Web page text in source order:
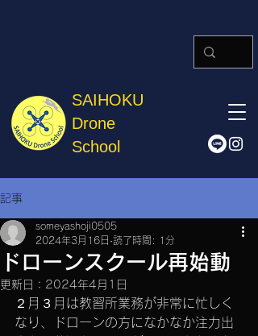
SAIHOKU
Drone
School
記事
ドローンスクール再始動
someyashoji0505
2024年3月16日 読了時間: 1分
更新日： 2024年4月1日
２月３月は教習所業務が非常に忙しく
なり、ドローンの方になかなか注力出